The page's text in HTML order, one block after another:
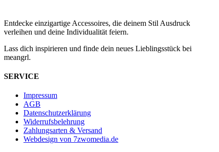
Entdecke einzigartige Accessoires, die deinem Stil Ausdruck
verleihen und deine Individualität feiern.
Lass dich inspirieren und finde dein neues Lieblingsstück bei
meangrl.
SERVICE
Impressum
AGB
Datenschutzerklärung
Widerrufsbelehrung
Zahlungsarten & Versand
Webdesign von 7zwomedia.de